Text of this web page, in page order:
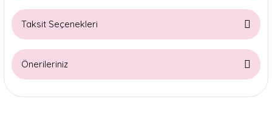
Taksit Seçenekleri
Önerileriniz
Bu ürünün fiyat bilgisi, resim, ürün açıklamalarında ve diğer